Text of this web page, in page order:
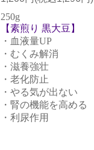
250g
【素煎り 黒大豆】
・血液量UP
・むくみ解消
・滋養強壮
・老化防止
・やる気が出ない
・腎の機能を高める
・利尿作用